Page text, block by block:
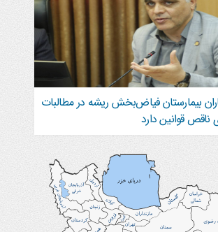
بیمارستان فیاض‌بخش ریشه در مطالبات
قوانین دارد